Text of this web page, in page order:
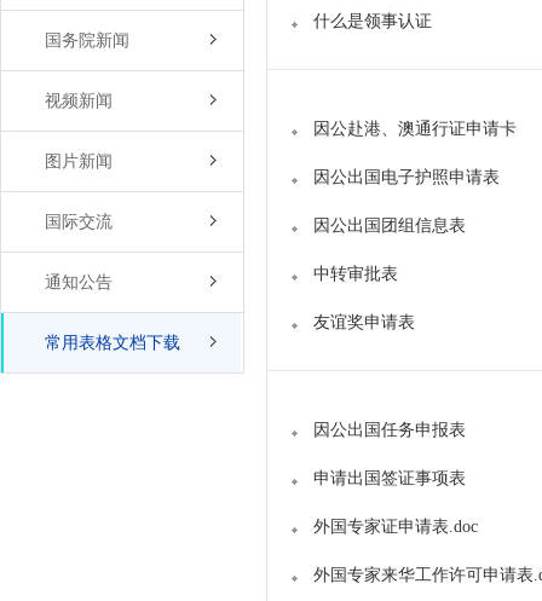
国务院新闻
视频新闻
图片新闻
国际交流
通知公告
常用表格文档下载
什么是领事认证
因公赴港、澳通行证申请卡
因公出国电子护照申请表
因公出国团组信息表
中转审批表
友谊奖申请表
因公出国任务申报表
申请出国签证事项表
外国专家证申请表.doc
外国专家来华工作许可申请表